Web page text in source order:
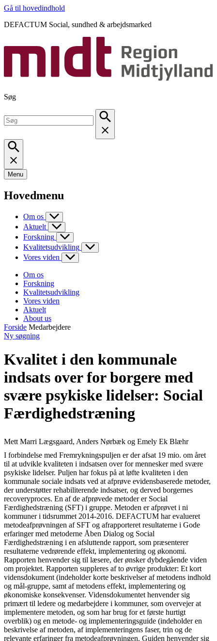
Gå til hovedindhold
DEFACTUM Social, sundhed & arbejdsmarked
Søg
Menu
Hovedmenu
Om os
Aktuelt
Forskning
Kvalitetsudvikling
Vores viden
Om os
Forskning
Kvalitetsudvikling
Vores viden
Aktuelt
About us
Forside Medarbejdere
Ny søgning
Kvalitet i den kommunale
indsats over for borgere med
svære psykiske lidelser: Social
Færdighedstræning
Mett Marri Lægsgaard, Anders Nørbæk og Emely Ek Blæhr
I forbindelse med Fremrykningspuljen er der afsat 19 mio. om året
til at udvikle kvaliteten i indsatsen over for mennesker med svære
psykiske lidelser. Puljen har fokus på at løfte kvaliteten i den
kommunale sociale indsats ved at afprøve evidensbaserede metoder,
der understøtter rehabiliterende indsatser, og derved borgernes
recoveryproces. En af de afprøvede metoder er Social
Færdighedstræning (SFT) i gruppe. Metoden er afprøvet i ni
kommuner i tidsrummet 2014-2016. DEFACTUM har evalueret
metodeafprøvningen af SFT og afrapporteret resultaterne i Gode
erfaringer med metoderne Åben Dialog og Social
Færdighedstræning i en afsluttende rapport, som præsenterer
resultaterne vedrørende effekt, implementering og økonomi.
Rapporten henvender sig til læsere, der ønsker dybdegående viden
om projektet. Rapporten suppleres af to øvrige produkter: Et kort
vidensdokument (indeholder korte beskrivelser af metodens indhold
og mål-gruppe, samt af metodens effekt, implementering og
økonomiske konsekvenser. Vidensdokumentet henvender sig
primært til ledere og medarbejdere i kommuner, som overvejer at
implementere metoden, og som har brug for et første hurtigt
overblik) og en metode- og implementeringsguide (indeholder en
beskrivelse af metoden, af implementeringens faser, trin og de
relevante erfaringer fra metodeafprøvningen. Guiden henvender sig